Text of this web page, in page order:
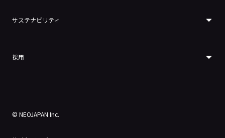
サステナビリティ
採用
© NEOJAPAN Inc.